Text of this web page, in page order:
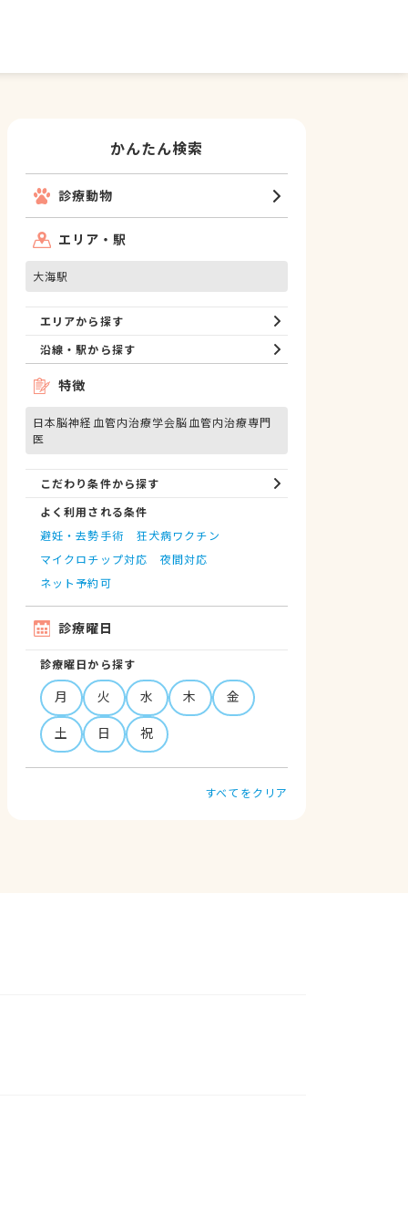
かんたん検索
診療動物
エリア・駅
大海駅
エリアから探す
沿線・駅から探す
特徴
日本脳神経血管内治療学会脳血管内治療専門
医
こだわり条件から探す
よく利用される条件
避妊・去勢手術
狂犬病ワクチン
マイクロチップ対応
夜間対応
ネット予約可
診療曜日
診療曜日から探す
月 火 水 木
金
土
日 祝
すべてをクリア